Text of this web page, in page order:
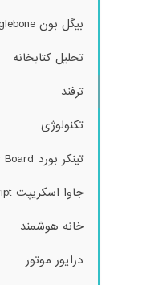
بیگل بون Beaglebone
تحلیل کتابخانه
ترفند
تکنولوژی
تینکر بورد Tinker Board
جاوا اسکریپت Javascript
خانه هوشمند
درایور موتور